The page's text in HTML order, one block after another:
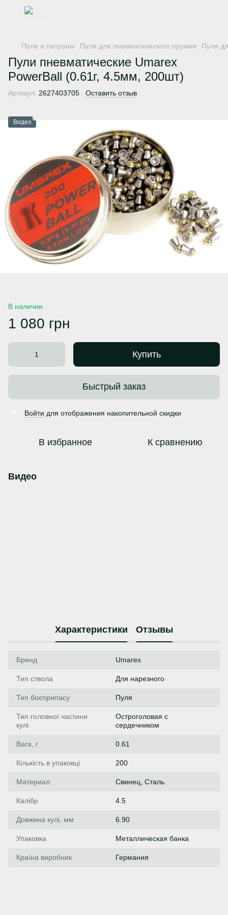
Пули и патроны Пуля для пневматического оружия Пуля
Пули пневматические Umarex
PowerBall (0.61г, 4.5мм, 200шт)
Артикул: 2627403705 Оставить отзыв
Видео
В наличии
1 080 грн
Купить
Быстрый заказ
Войти для отображения накопительной скидки
В избранное К сравнению
Видео
Характеристики Отзывы
Бренд Umarex
Тип ствола Для нарезного
Тип боєприпасу Пуля
Тип головної частини
кулі
Остроголовая с
сердечником
Вага, г 0.61
Кількість в упаковці 200
Материал Свинец, Сталь
Калібр 4.5
Довжина кулі, мм 6.90
Упаковка Металлическая банка
Країна виробник Германия